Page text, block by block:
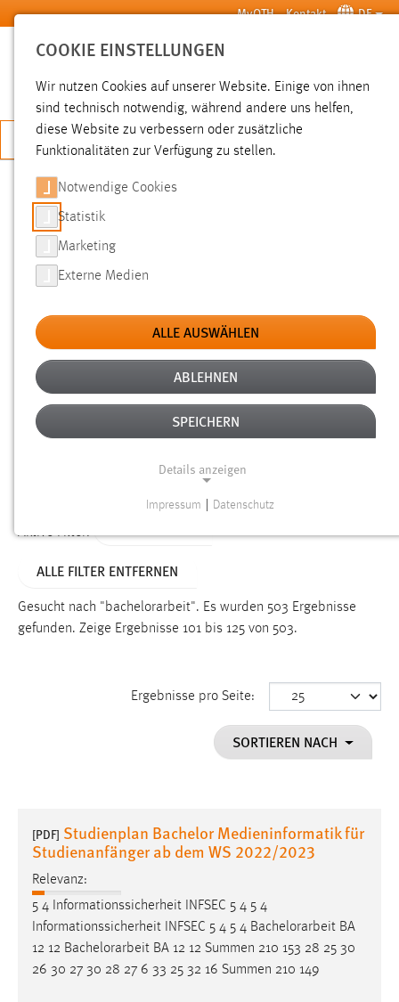
Zum Hauptinhalt springen MyOTH Kontakt DE
SUCHE
JETZT BEWERBEN
SUCHE
FILTER
Typ
Erstellungsdatum
Alter
Aktive Filter:
ALLE FILTER ENTFERNEN
Gesucht nach "bachelorarbeit". Es wurden 503 Ergebnisse
gefunden. Zeige Ergebnisse 101 bis 125 von 503.
Ergebnisse pro Seite:
SORTIEREN NACH
[PDF] Studienplan Bachelor Medieninformatik für
Studienanfänger ab dem WS 2022/2023
Relevanz:
5 4 Informationssicherheit INFSEC 5 4 5 4
Informationssicherheit INFSEC 5 4 5 4 Bachelorarbeit BA
12 12 Bachelorarbeit BA 12 12 Summen 210 153 28 25 30
26 30 27 30 28 27 6 33 25 32 16 Summen 210 149
COOKIE EINSTELLUNGEN
Wir nutzen Cookies auf unserer Website. Einige von ihnen
sind technisch notwendig, während andere uns helfen,
diese Website zu verbessern oder zusätzliche
Funktionalitäten zur Verfügung zu stellen.
Notwendige Cookies
Statistik
Marketing
Externe Medien
ALLE AUSWÄHLEN
ABLEHNEN
SPEICHERN
Details anzeigen
Funktionen und sind für die einwandfreie Funktion der
Einverständnis
cookie_consent
Dieser Cookie speichert die ausgewählten Einverständnis-
Performance
Name:
staticfilecache
Zweck:
Für performante Seitenauslieferung wird in diesem Cookie
Impressum Datenschutz